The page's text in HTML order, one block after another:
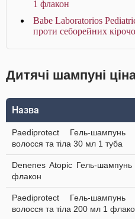
1 флакон
Babe Laboratorios
проти себорейних
Дитячі шампуні
Назва
Paediprotect Гель-
волосся та тіла 30 мл 1 туба
Denenes Atopic Гель-
флакон
Paediprotect Гель-
волосся та тіла 200 мл 1